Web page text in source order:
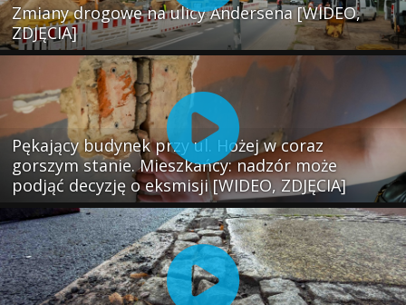
Zmiany drogowe na ulicy Andersena [WIDEO,
ZDJĘCIA]
Pękający budynek przy ul. Hożej w coraz
gorszym stanie. Mieszkańcy: nadzór może
podjąć decyzję o eksmisji [WIDEO, ZDJĘCIA]